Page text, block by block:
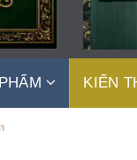
KIẾN